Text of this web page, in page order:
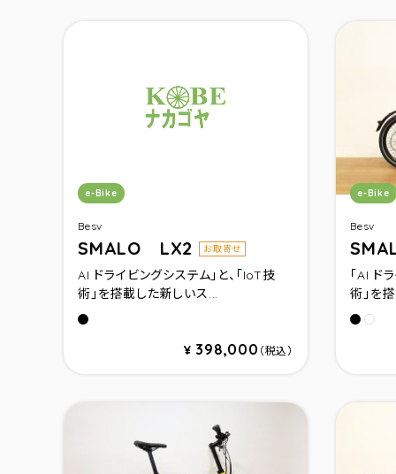
Besv
SMALO LX2 お取寄せ
カテゴリ：
e-Bike
AI ドライビングシステム」と、「IoT技
術」を搭載した新しいス...
ミッドナイトブラック
¥ 398,000 （税込）
Besv
カテゴ
e-Bike
「AI ド
術」を
ミッド
ミッ